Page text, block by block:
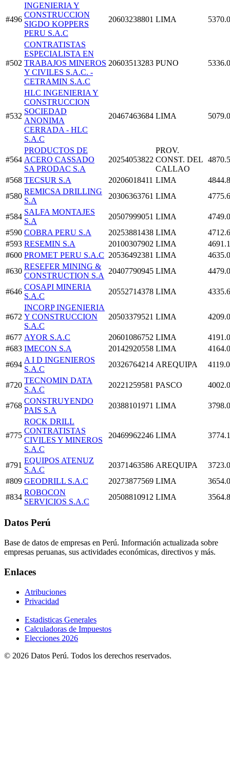
#496
INGENIERIA Y
CONSTRUCCION
SIGDO KOPPERS
PERU S.A.C
20603238801 LIMA
#502
CONTRATISTAS
ESPECIALISTA EN
TRABAJOS MINEROS
Y CIVILES S.A.C. -
CETRAMIN S.A.C
20603513283 PUNO
#532
HLC INGENIERIA Y
CONSTRUCCION
SOCIEDAD
ANONIMA
CERRADA - HLC
S.A.C
20467463684 LIMA
#564
PRODUCTOS DE
ACERO CASSADO
SA PRODAC S.A
20254053822
PROV.
CONST. DEL
CALLAO
#568 TECSUR S.A 20206018411 LIMA
#580
REMICSA DRILLING
S.A
20306363761 LIMA
#584
SALFA MONTAJES
S.A
20507999051 LIMA
#590 COBRA PERU S.A 20253881438 LIMA
#593 RESEMIN S.A 20100307902 LIMA
#600 PROMET PERU S.A.C 20536492381 LIMA
#630
RESEFER MINING &
CONSTRUCTION S.A
20407790945 LIMA
#646
COSAPI MINERIA
S.A.C
20552714378 LIMA
#672
INCORP INGENIERIA
Y CONSTRUCCION
S.A.C
20503379521 LIMA
#677 AYOR S.A.C 20601086752 LIMA
#683 IMECON S.A 20142920558 LIMA
#694
A I D INGENIEROS
S.A.C
20326764214 AREQUIPA
#720
TECNOMIN DATA
S.A.C
20221259581 PASCO
#768
CONSTRUYENDO
PAIS S.A
20388101971 LIMA
#775
ROCK DRILL
CONTRATISTAS
CIVILES Y MINEROS
S.A.C
20469962246 LIMA
#791
EQUIPOS ATENUZ
S.A.C
20371463586 AREQUIPA
#809 GEODRILL S.A.C 20273877569 LIMA
#834
ROBOCON
SERVICIOS S.A.C
20508810912 LIMA
Datos Perú
Base de datos de empresas en Perú. Información actualizada sobre
empresas peruanas, sus actividades económicas, directivos y más.
Enlaces
Atribuciones
Privacidad
Estadisticas Generales
Calculadoras de Impuestos
Elecciones 2026
© 2026 Datos Perú. Todos los derechos reservados.